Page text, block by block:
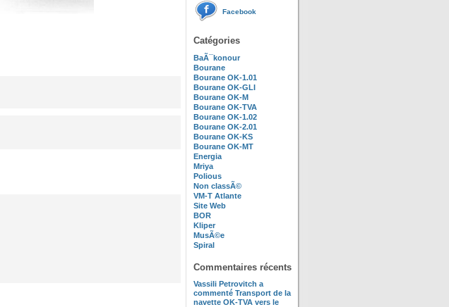
Facebook
Catégories
BaÃ¯konour
Bourane
Bourane OK-1.01
Bourane OK-GLI
Bourane OK-M
Bourane OK-TVA
Bourane OK-1.02
Bourane OK-2.01
Bourane OK-KS
Bourane OK-MT
Energia
Mriya
Polious
Non classÃ©
VM-T Atlante
Site Web
BOR
Kliper
MusÃ©e
Spiral
Commentaires récents
Vassili Petrovitch a
commenté Transport de la
navette OK-TVA vers le